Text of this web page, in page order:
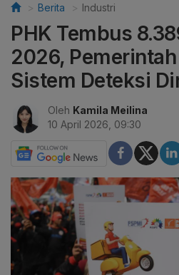
Berita Industri
PHK Tembus
2026,
Sistem Deteksi
Oleh Kamila Meilina
10 April 2026, 09:30